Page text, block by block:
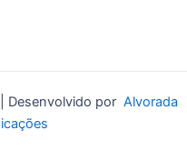
Desenvolvido por Alvorada